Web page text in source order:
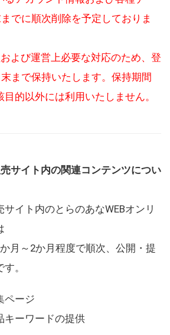
でに順次削除を予定しておりま
よび運営上必要な対応のため、登
まで保持いたします。保持期間
的以外には利用いたしません。
サイト内の関連コンテンツについ
イト内のとらのあなWEBオンリ
月～2か月程度で順次、公開・提
。
ページ
キーワードの提供